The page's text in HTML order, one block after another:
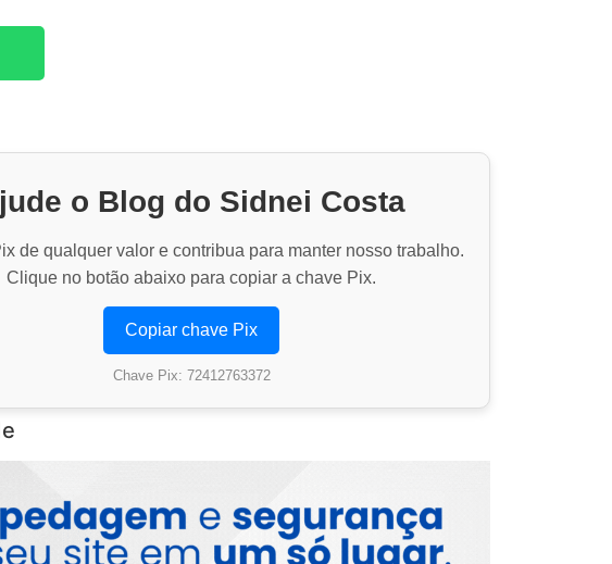
o Blog do Sidnei Costa
de qualquer valor e contribua para manter nosso trabalho.
Clique no botão abaixo para copiar a chave Pix.
Copiar chave Pix
Chave Pix: 72412763372